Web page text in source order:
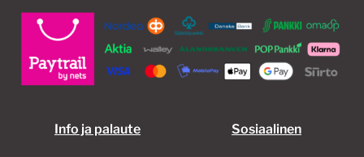
Info ja palaute Sosiaalinen